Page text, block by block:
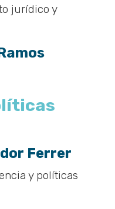
jurídico y
Ferrer
y políticas